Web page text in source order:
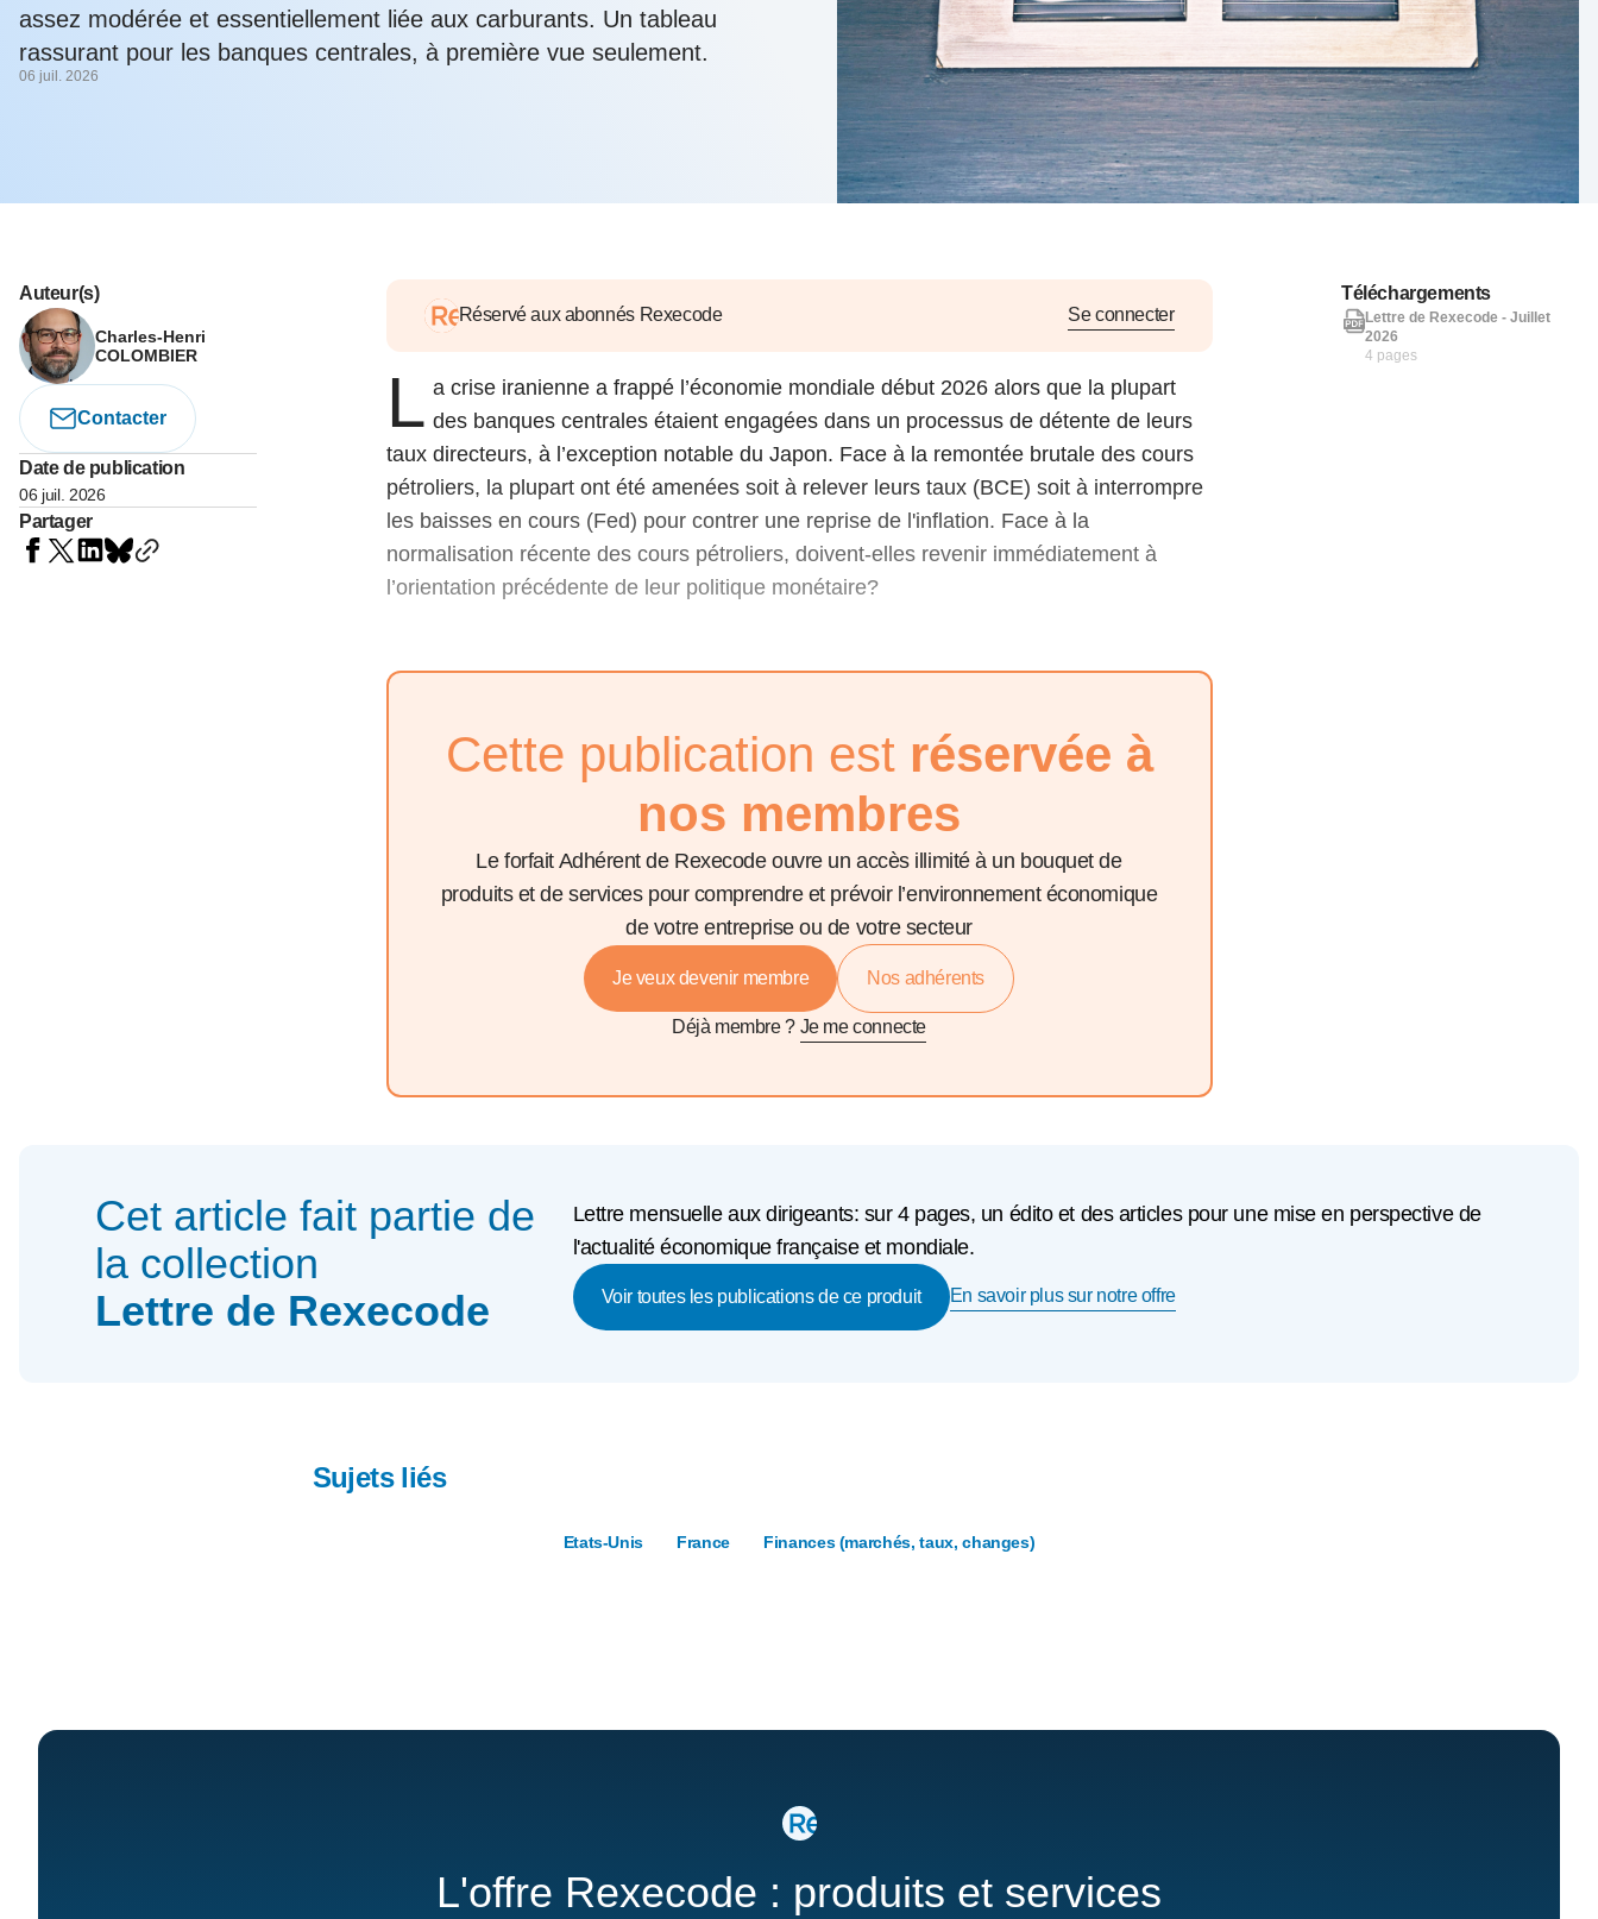
Voir tous les pays Voir tous les thèmes Voir tous les produits
Voir tous les économistes
Au-delà du choc pétrolier, le poison
l’Okavango
Voir toute la presse
d'Olivier Redoulès au Sénat pour
Rexecode
10 juil. 2025
Mieux concilier décarbonation et
croissance économique dans la
stratégie climat
20 déc. 2024
Voir toutes les instances
assez modérée et essentiellement liée aux carburants. Un tableau
rassurant pour les banques centrales, à première vue seulement.
06 juil. 2026
Auteur(s)
Charles-Henri
COLOMBIER
Contacter
Date de publication
06 juil. 2026
Partager
Réservé aux abonnés Rexecode Se connecter
L a crise iranienne a frappé l’économie mondiale début 2026 alors que la plupart
des banques centrales étaient engagées dans un processus de détente de leurs
taux directeurs, à l’exception notable du Japon. Face à la remontée brutale des cours
pétroliers, la plupart ont été amenées soit à relever leurs taux (BCE) soit à interrompre
les baisses en cours (Fed) pour contrer une reprise de l'inflation. Face à la
normalisation récente des cours pétroliers, doivent-elles revenir immédiatement à
l’orientation précédente de leur politique monétaire?
Cette publication est réservée à
nos membres
Le forfait Adhérent de Rexecode ouvre un accès illimité à un bouquet de
produits et de services pour comprendre et prévoir l’environnement économique
de votre entreprise ou de votre secteur
Je veux devenir membre Nos adhérents
Déjà membre ? Je me connecte
Téléchargements
Lettre de Rexecode - Juillet
2026
4 pages
Cet article fait partie de
la collection
Lettre de Rexecode
Lettre mensuelle aux dirigeants: sur 4 pages, un édito et des articles pour une mise en perspective de
l'actualité économique française et mondiale.
Voir toutes les publications de ce produit En savoir plus sur notre offre
Sujets liés
Etats-Unis France Finances (marchés, taux, changes)
L'offre Rexecode : produits et services